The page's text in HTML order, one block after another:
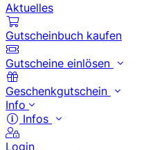
Aktuelles
Gutscheinbuch kaufen
Gutscheine einlösen
Geschenkgutschein
Info
Infos
Login